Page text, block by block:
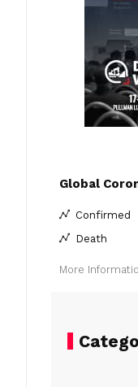
Global
Confirmed
Death
More